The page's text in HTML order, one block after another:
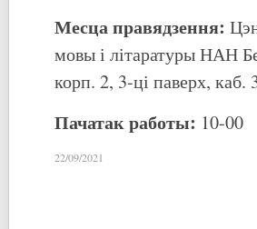
Месца правядзення:
мовы і літаратуры НАН
корп. 2, 3-ці паверх, каб.
Пачатак работы: 10-00
22/09/2021